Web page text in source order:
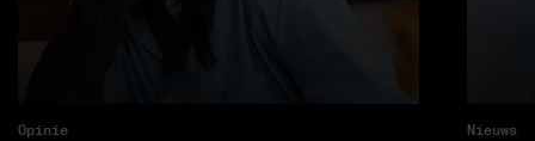
Opinie Nieuws